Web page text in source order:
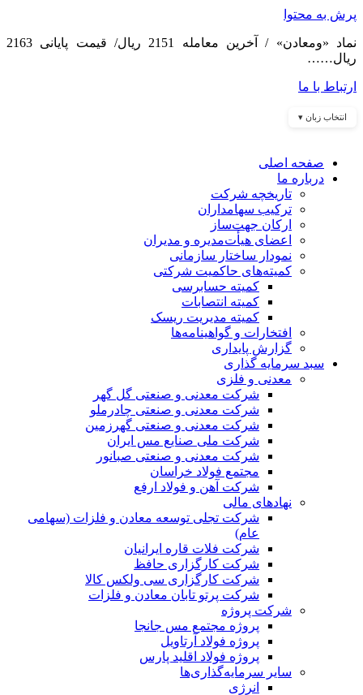
پرش به محتوا
نماد «ومعادن» / آخرین معامله 2151 ریال/ قیمت پایانی 2163
ریال……
ارتباط با ما
انتخاب زبان ▾
صفحه اصلی
درباره ما
تاریخچه شرکت
ترکیب سهامداران
ارکان جهت‌ساز
اعضای هیأت‌مدیره و مدیران
نمودار ساختار سازمانی
کمیته‌های حاکمیت شرکتی
کمیته حسابرسی
کمیته انتصابات
کمیته مدیریت ریسک
افتخارات و گواهینامه‌ها
گزارش پایداری
سبد سرمایه گذاری
معدنی و فلزی
شرکت معدنی و صنعتی گل گهر
شرکت معدنی و صنعتی چادرملو
شرکت معدنی و صنعتی گهرزمین
شرکت ملی صنایع مس ایران
شرکت معدنی و صنعتی صبانور
مجتمع فولاد خراسان
شرکت آهن و فولاد ارفع
نهادهای مالی
شرکت تجلی توسعه معادن و فلزات (سهامی
عام)
شرکت فلات قاره ایرانیان
شرکت کارگزاری حافظ
شرکت کارگزاری سی ولکس کالا
شرکت پرتو تابان معادن و فلزات
شرکت پروژه
پروژه مجتمع مس جانجا
پروژه فولاد آرتاویل
پروژه فولاد اقلید پارس
سایر سرمایه‌گذاری‌ها
انرژی